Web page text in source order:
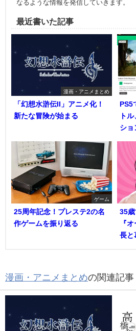
なるような情報を発信していきます。
最近書いた記事
漫画・アニメまとめ
「幻想水滸伝II」アニメ化！
新たな冒険が始まる
PS5
ト
ショ
ゲーム
25周年記念！プレステ2の名
作ゲームを振り返る
35歳
『
長と
漫画・アニメまとめの関連記事